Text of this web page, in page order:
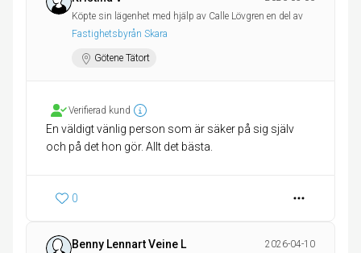
Köpte sin lägenhet med hjälp av Calle Lövgren en del av
Fastighetsbyrån Skara
Götene Tätort
Verifierad kund
En väldigt vänlig person som är säker på sig själv
och på det hon gör. Allt det bästa.
0
Benny Lennart Veine L
2026-04-10